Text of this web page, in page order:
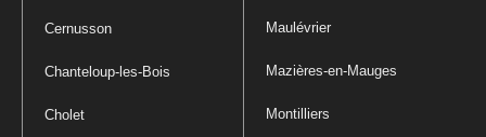
Cernusson
Chanteloup-les-Bois
Cholet
Maulévrier
Mazières-en-Mauges
Montilliers